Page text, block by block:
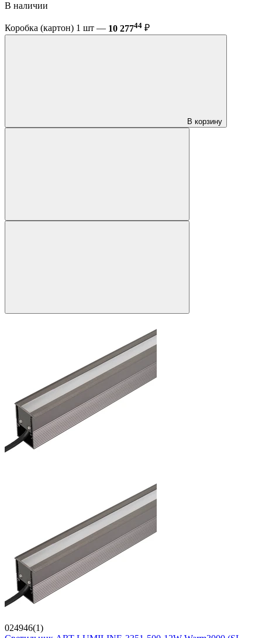
В наличии
Коробка (картон) 1 шт — 10 27744 ₽
В корзину
024946(1)